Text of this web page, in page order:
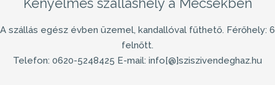
A szállás egész évben üzemel, kandallóval fűthető. Férőhely: 6
felnőtt.
Telefon: 0620-5248425 E-mail: info[@]sziszivendeghaz.hu